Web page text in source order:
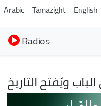
Arabic Tamazight English
Radios
ويُفتح التاريخ